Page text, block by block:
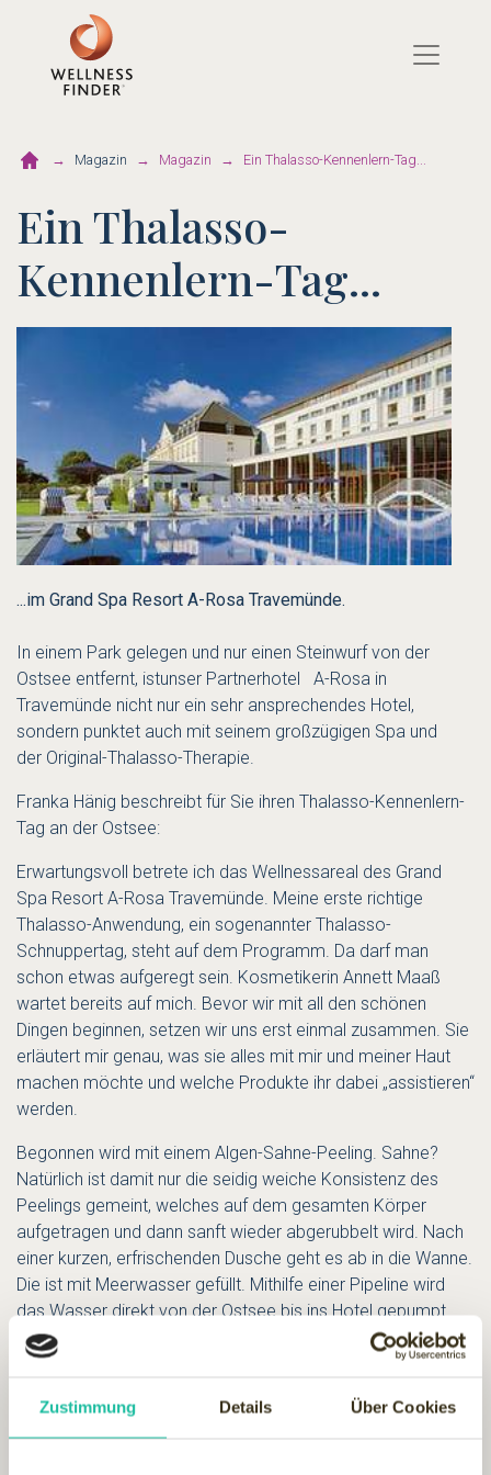
Zustimmung Details Über Cookies
Magazin Magazin Ein Thalasso-Kennenlern-Tag...
Ein Thalasso-
Kennenlern-Tag...
...im Grand Spa Resort A-Rosa Travemünde.
In einem Park gelegen und nur einen Steinwurf von der
Ostsee entfernt, istunser Partnerhotel A-Rosa in
Travemünde nicht nur ein sehr ansprechendes Hotel,
sondern punktet auch mit seinem großzügigen Spa und
der Original-Thalasso-Therapie.
Franka Hänig beschreibt für Sie ihren Thalasso-Kennenlern-
Tag an der Ostsee:
Erwartungsvoll betrete ich das Wellnessareal des Grand
Spa Resort A-Rosa Travemünde. Meine erste richtige
Thalasso-Anwendung, ein sogenannter Thalasso-
Schnuppertag, steht auf dem Programm. Da darf man
schon etwas aufgeregt sein. Kosmetikerin Annett Maaß
wartet bereits auf mich. Bevor wir mit all den schönen
Dingen beginnen, setzen wir uns erst einmal zusammen. Sie
erläutert mir genau, was sie alles mit mir und meiner Haut
machen möchte und welche Produkte ihr dabei „assistieren“
werden.
Begonnen wird mit einem Algen-Sahne-Peeling. Sahne?
Natürlich ist damit nur die seidig weiche Konsistenz des
Peelings gemeint, welches auf dem gesamten Körper
aufgetragen und dann sanft wieder abgerubbelt wird. Nach
einer kurzen, erfrischenden Dusche geht es ab in die Wanne.
Die ist mit Meerwasser gefüllt. Mithilfe einer Pipeline wird
das Wasser direkt von der Ostsee bis ins Hotel gepumpt
und speist nicht nur alle drei Pools des Hauses, sondern
auch die sieben Thalassowannen. So kann ich im Meer
Wasser schön warm und bekommt mit einem „Schuss“
pulverisierter Algen noch die richtige maritime Note. Das